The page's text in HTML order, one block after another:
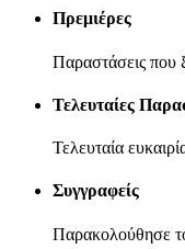
Πρεμιέρες
Παραστάσεις που
Τελευταίες
Τελευταία
Συγγραφείς
Παρακολούθησε